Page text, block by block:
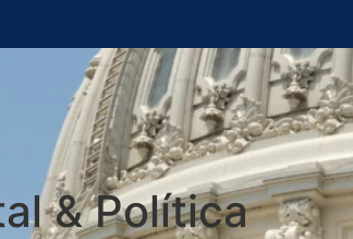
& Política